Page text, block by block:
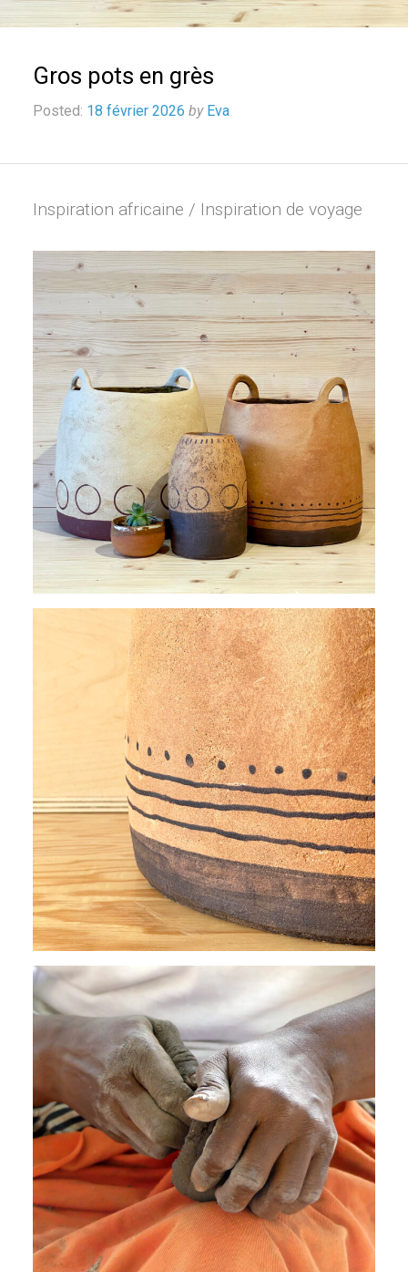
Gros pots en grès
Posted: 18 février 2026 by Eva
Inspiration africaine / Inspiration de voyage